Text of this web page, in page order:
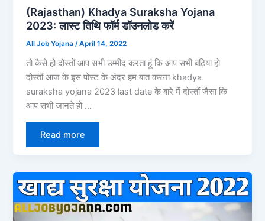
(Rajasthan) Khadya Suraksha Yojana
2023: लास्ट तिथि फॉर्म डॉउनलोड करें
All Job Yojana/April 14, 2022
तो कैसे हो दोस्तों आप सभी उम्मीद करता हूं कि आप सभी बढ़िया हो
दोस्तों आज के इस पोस्ट के अंदर हम बात करना khadya
suraksha yojana 2023 last date के बारे में दोस्तों जैसा कि
आप सभी जानते हो …
Read more